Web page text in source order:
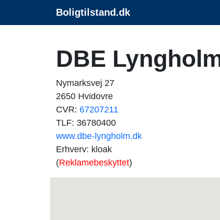
Boligtilstand.dk
DBE
Nymarksvej 27
2650 Hvidovre
CVR: 67207211
TLF: 36780400
www.dbe-lyngholm.dk
Erhverv: kloak
(Reklamebeskyttet)